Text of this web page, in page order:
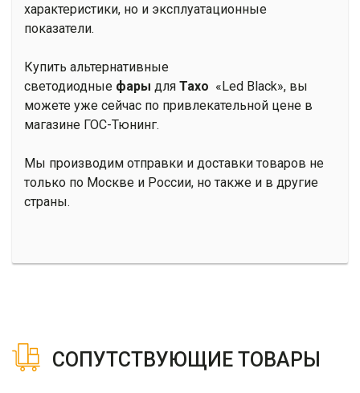
характеристики, но и эксплуатационные
показатели.
Купить альтернативные
светодиодные фары для Тахо «Led Black», вы
можете уже сейчас по привлекательной цене в
магазине ГОС-Тюнинг.
Мы производим отправки и доставки товаров не
только по Москве и России, но также и в другие
страны.
СОПУТСТВУЮЩИЕ ТОВАРЫ